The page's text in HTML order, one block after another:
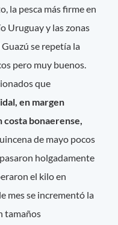
la pesca más firme en
Uruguay y las zonas
se repetía la
pero muy buenos.
que
en margen
bonaerense,
de mayo pocos
holgadamente
el kilo en
mes se incrementó la
tamaños